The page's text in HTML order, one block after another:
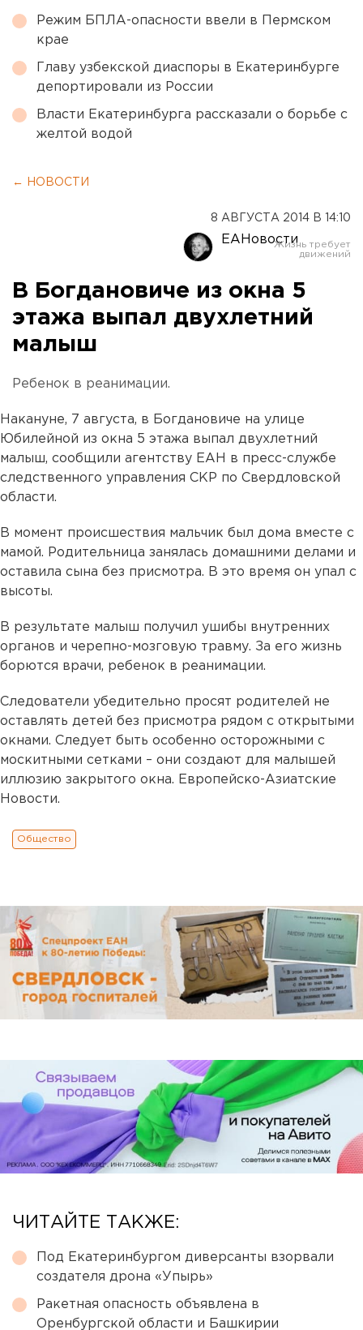
Режим БПЛА-опасности ввели в Пермском
крае
Главу узбекской диаспоры в Екатеринбурге
депортировали из России
Власти Екатеринбурга рассказали о борьбе с
желтой водой
← НОВОСТИ
8 АВГУСТА 2014 В 14:10
ЕАНовости
В Богдановиче из окна 5
этажа выпал двухлетний
малыш
Ребенок в реанимации.
Накануне, 7 августа, в Богдановиче на улице
Юбилейной из окна 5 этажа выпал двухлетний
малыш, сообщили агентству ЕАН в пресс-службе
следственного управления СКР по Свердловской
области.
В момент происшествия мальчик был дома вместе с
мамой. Родительница занялась домашними делами и
оставила сына без присмотра. В это время он упал с
высоты.
В результате малыш получил ушибы внутренних
органов и черепно-мозговую травму. За его жизнь
борются врачи, ребенок в реанимации.
Следователи убедительно просят родителей не
оставлять детей без присмотра рядом с открытыми
окнами. Следует быть особенно осторожными с
москитными сетками – они создают для малышей
иллюзию закрытого окна. Европейско-Азиатские
Новости.
Общество
ЧИТАЙТЕ ТАКЖЕ:
Под Екатеринбургом диверсанты взорвали
создателя дрона «Упырь»
Ракетная опасность объявлена в
Оренбургской области и Башкирии